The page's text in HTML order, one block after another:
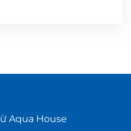
Aqua House